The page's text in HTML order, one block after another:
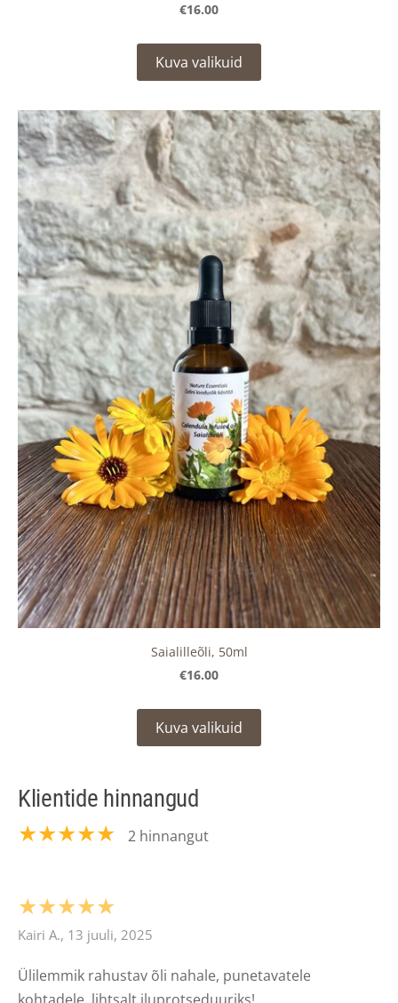
€16.00
Kuva valikuid
Saialilleõli, 50ml
€16.00
Kuva valikuid
Klientide hinnangud
★★★★★ 2 hinnangut
★★★★★
Kairi A., 13 juuli, 2025
Ülilemmik rahustav õli nahale, punetavatele